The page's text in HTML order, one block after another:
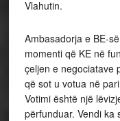
Vlahutin.
Ambasadorja e BE-
momenti që KE në
çeljen e negociatave
që sot u votua në
Votimi është një
përfunduar. Vendi ka